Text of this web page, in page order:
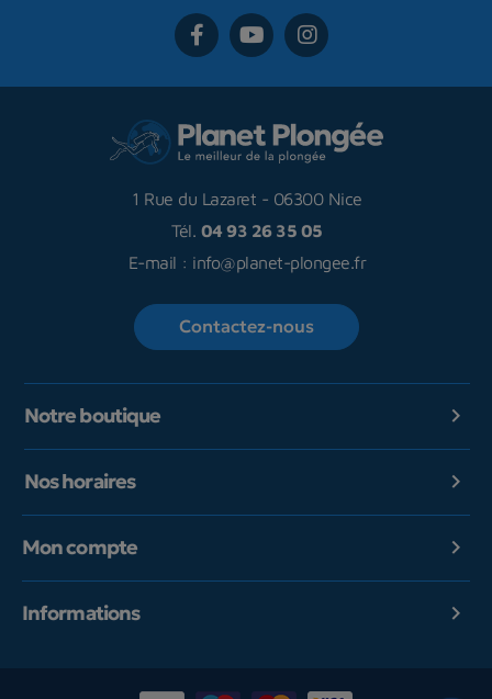
1 Rue du Lazaret - 06300 Nice
Tél. 04 93 26 35 05
E-mail : info@planet-plongee.fr
Contactez-nous
Notre boutique 
Nos horaires 
Mon compte 
Informations 